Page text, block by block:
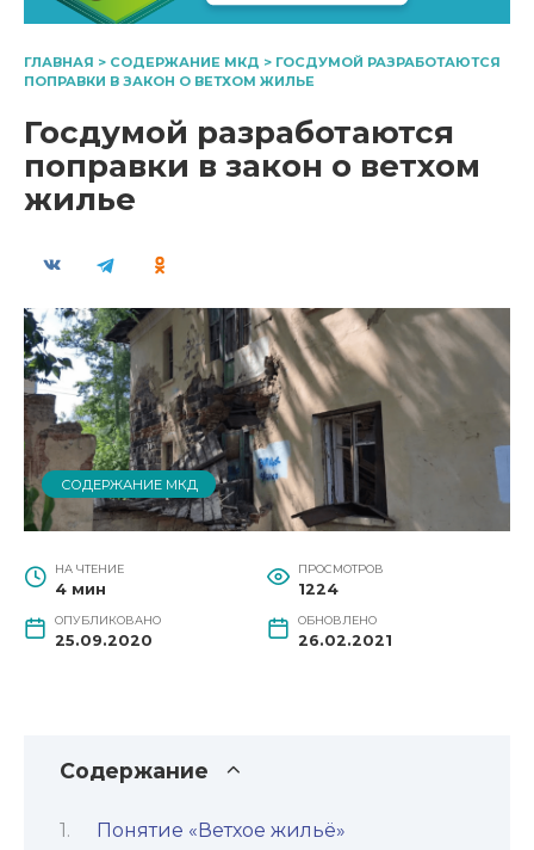
ГЛАВНАЯ > СОДЕРЖАНИЕ МКД > ГОСДУМОЙ РАЗРАБОТАЮТСЯ
ПОПРАВКИ В ЗАКОН О ВЕТХОМ ЖИЛЬЕ
Госдумой разработаются
поправки в закон о ветхом
жилье
СОДЕРЖАНИЕ МКД
НА ЧТЕНИЕ
4 мин
ПРОСМОТРОВ
1224
ОПУБЛИКОВАНО
25.09.2020
ОБНОВЛЕНО
26.02.2021
Содержание
Понятие «Ветхое жильё»